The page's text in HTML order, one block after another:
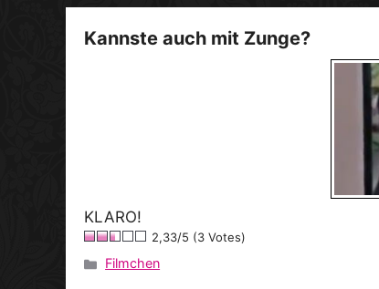
Kannste auch mit Zunge?
KLARO!
2,33/5 (3 Votes)
Kategorien
Filmchen